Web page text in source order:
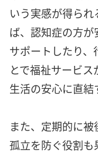
いう実感が得られ
ば、認知症の方
サポートしたり、
とで福祉サービス
生活の安心に直結
また、定期的に被
孤立を防ぐ役割も